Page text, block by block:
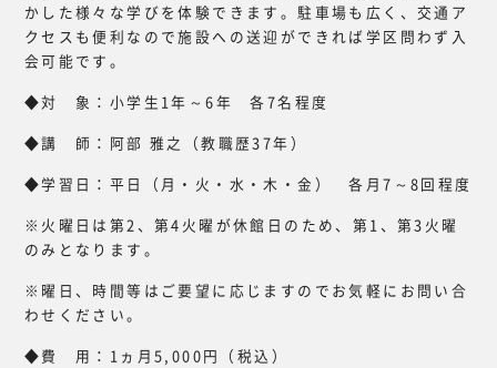
かした様々な学びを体験できます。駐車場も広く、交通ア
クセスも便利なので施設への送迎ができれば学区問わず入
会可能です。
◆対 象：小学生1年～6年 各7名程度
◆講 師：阿部 雅之（教職歴37年）
◆学習日：平日（月・火・水・木・金） 各月7～8回程度
※火曜日は第2、第4火曜が休館日のため、第1、第3火曜
のみとなります。
※曜日、時間等はご要望に応じますのでお気軽にお問い合
わせください。
◆費 用：1ヵ月5,000円（税込）